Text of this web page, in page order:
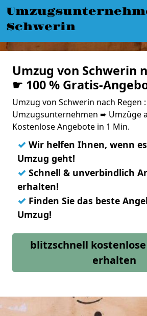
Schwerin
Umzug von Schwerin
☛ 100 % Gratis-
Umzug von Schwerin nach Regen
Umzugsunternehmen ➨ Umzüge
Kostenlose Angebote in 1 Min.
✓ Wir helfen Ihnen, wenn
Umzug geht!
✓ Schnell & unverbindlich
erhalten!
✓ Finden Sie das beste
Umzug!
blitzschnell
erhalten